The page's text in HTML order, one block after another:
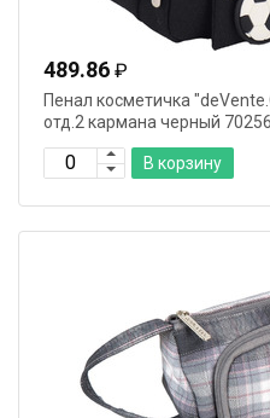
489.86 ₽
Пенал косметичка
отд.2 кармана черный
В корзину